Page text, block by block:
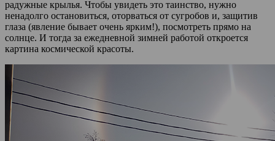
радужные крылья. Чтобы увидеть это таинство, нужно
ненадолго остановиться, оторваться от сугробов и, защитив
глаза (явление бывает очень ярким!), посмотреть прямо на
солнце. И тогда за ежедневной зимней работой откроется
картина космической красоты.